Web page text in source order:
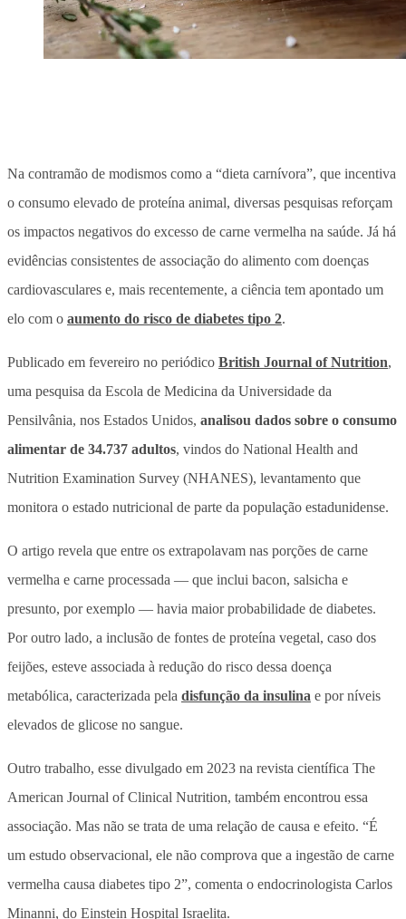
Na contramão de modismos como a “dieta carnívora”, que incentiva
o consumo elevado de proteína animal, diversas pesquisas reforçam
os impactos negativos do excesso de carne vermelha na saúde. Já há
evidências consistentes de associação do alimento com doenças
cardiovasculares e, mais recentemente, a ciência tem apontado um
elo com o aumento do risco de diabetes tipo 2.
Publicado em fevereiro no periódico British Journal of Nutrition,
uma pesquisa da Escola de Medicina da Universidade da
Pensilvânia, nos Estados Unidos, analisou dados sobre o consumo
alimentar de 34.737 adultos, vindos do National Health and
Nutrition Examination Survey (NHANES), levantamento que
monitora o estado nutricional de parte da população estadunidense.
O artigo revela que entre os extrapolavam nas porções de carne
vermelha e carne processada — que inclui bacon, salsicha e
presunto, por exemplo — havia maior probabilidade de diabetes.
Por outro lado, a inclusão de fontes de proteína vegetal, caso dos
feijões, esteve associada à redução do risco dessa doença
metabólica, caracterizada pela disfunção da insulina e por níveis
elevados de glicose no sangue.
Outro trabalho, esse divulgado em 2023 na revista científica The
American Journal of Clinical Nutrition, também encontrou essa
associação. Mas não se trata de uma relação de causa e efeito. “É
um estudo observacional, ele não comprova que a ingestão de carne
vermelha causa diabetes tipo 2”, comenta o endocrinologista Carlos
Minanni, do Einstein Hospital Israelita.